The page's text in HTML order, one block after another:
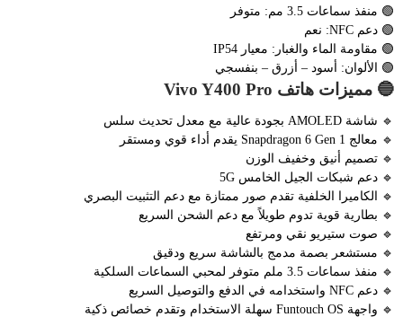
🟢 منفذ سماعات 3.5 مم: متوفر
🟢 دعم NFC: نعم
🟢 مقاومة الماء والغبار: معيار IP54
🟢 الألوان: أسود – أزرق – بنفسجي
🔵 مميزات هاتف Vivo Y400 Pro
🔹 شاشة AMOLED بجودة عالية مع معدل تحديث سلس
🔹 معالج Snapdragon 6 Gen 1 يقدم أداء قوي ومستقر
🔹 تصميم أنيق وخفيف الوزن
🔹 دعم شبكات الجيل الخامس 5G
🔹 الكاميرا الخلفية تقدم صور ممتازة مع دعم التثبيت البصري
🔹 بطارية قوية تدوم طويلاً مع دعم الشحن السريع
🔹 صوت ستيريو نقي ومرتفع
🔹 مستشعر بصمة مدمج بالشاشة سريع ودقيق
🔹 منفذ سماعات 3.5 ملم متوفر لمحبي السماعات السلكية
🔹 دعم NFC واستخدامه في الدفع والتوصيل السريع
🔹 واجهة Funtouch OS سهلة الاستخدام وتقدم خصائص ذكية